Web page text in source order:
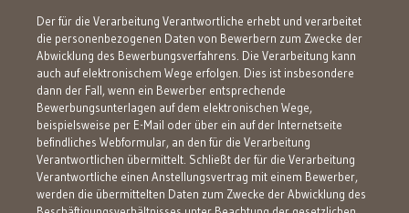
Der für die Verarbeitung Verantwortliche erhebt und verarbeitet
die personenbezogenen Daten von Bewerbern zum Zwecke der
Abwicklung des Bewerbungsverfahrens. Die Verarbeitung kann
auch auf elektronischem Wege erfolgen. Dies ist insbesondere
dann der Fall, wenn ein Bewerber entsprechende
Bewerbungsunterlagen auf dem elektronischen Wege,
beispielsweise per E-Mail oder über ein auf der Internetseite
befindliches Webformular, an den für die Verarbeitung
Verantwortlichen übermittelt. Schließt der für die Verarbeitung
Verantwortliche einen Anstellungsvertrag mit einem Bewerber,
werden die übermittelten Daten zum Zwecke der Abwicklung des